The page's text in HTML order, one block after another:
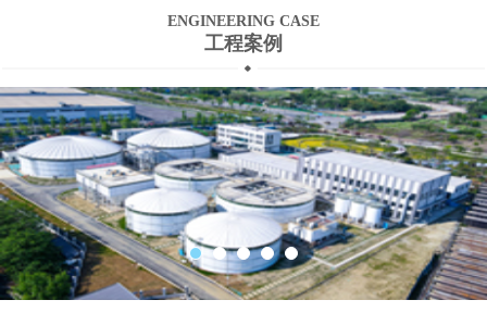
ENGINEERING CASE
工程案例